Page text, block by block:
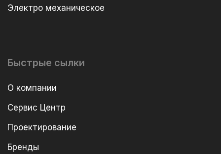
Электро механическое
Быстрые сылки
О компании
Сервис Центр
Проектирование
Бренды